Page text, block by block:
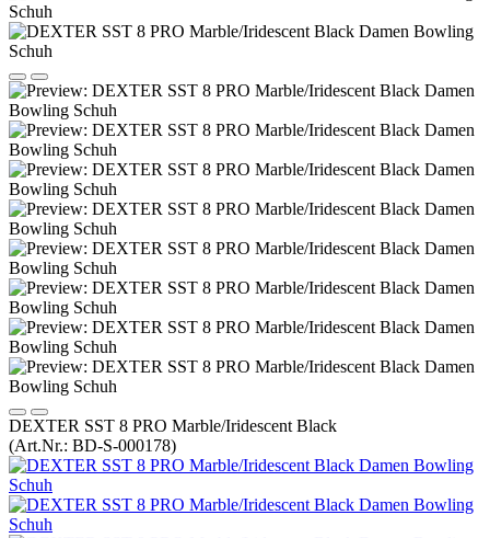
DEXTER SST 8 PRO Marble/Iridescent Black
(Art.Nr.: BD-S-000178)